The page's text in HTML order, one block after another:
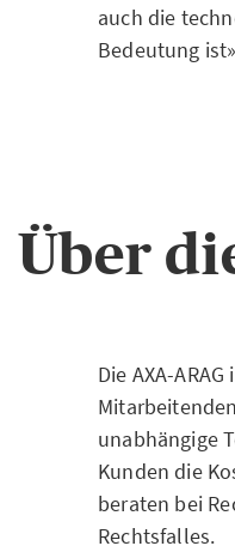
auch die
Bedeutung
Über
Die AXA-
unabhängige
Kunden die
beraten bei
Rechtsfalles.